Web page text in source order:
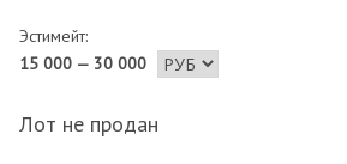
Эстимейт:
15 000 — 30 000
Лот не продан